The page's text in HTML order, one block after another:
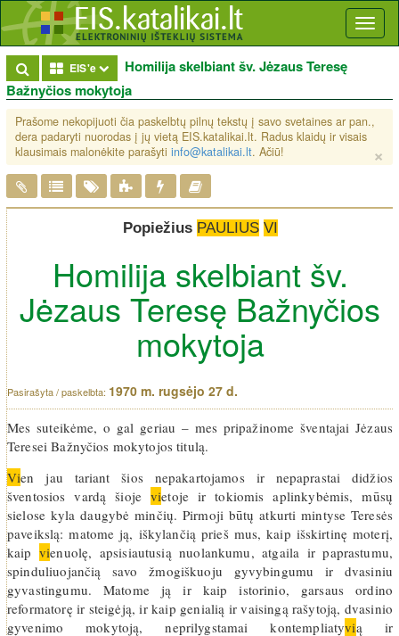
EIS'e Toggle Dropdown
Homilija skelbiant šv. Jėzaus Teresę
Bažnyčios mokytoja
Prašome nekopijuoti čia paskelbtų pilnų tekstų į savo svetaines ar pan.,
dera padaryti nuorodas į jų vietą EIS.katalikai.lt. Radus klaidų ir visais
klausimais malonėkite parašyti info@katalikai.lt. Ačiū! ×
Popiežius PAULIUS VI
Homilija skelbiant šv.
Jėzaus Teresę Bažnyčios
mokytoja
1970 m. rugsėjo 27 d.
Mes suteikėme, o gal geriau – mes pripažinome šventajai Jėzaus
Teresei Bažnyčios mokytojos titulą.
Vien jau tariant šios nepakartojamos ir nepaprastai didžios
šventosios vardą šioje vietoje ir tokiomis aplinkybėmis, mūsų
sielose kyla daugybė minčių. Pirmoji būtų atkurti mintyse Teresės
paveikslą: matome ją, iškylančią prieš mus, kaip išskirtinę moterį,
kaipvienuolę, apsisiautusią nuolankumu, atgaila ir paprastumu,
spinduliuojančią savo žmogiškuoju gyvybingumu ir dvasiniu
gyvastingumu. Matome ją ir kaip istorinio, garsaus ordino
reformatorę ir steigėją, ir kaip genialią ir vaisingą rašytoją, dvasinio
gyvenimo mokytoją, neprilygstamai kontempliatyvią ir